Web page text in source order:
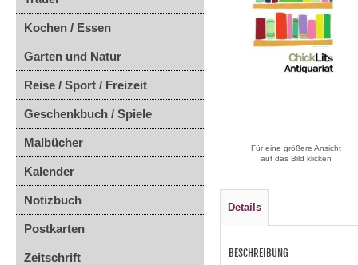
Kochen / Essen
Garten und Natur
Reise / Sport / Freizeit
Geschenkbuch / Spiele
Malbücher
Kalender
Notizbuch
Postkarten
Zeitschrift
Für eine größere Ansicht
auf das Bild klicken
Details
BESCHREIBUNG